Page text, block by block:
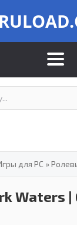
для PC »
Waters